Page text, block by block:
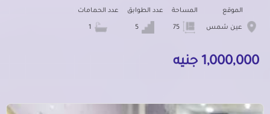
الموقع
عين شمس
المساحة عدد الطوابق عدد الحمامات
1,000,000 جنيه